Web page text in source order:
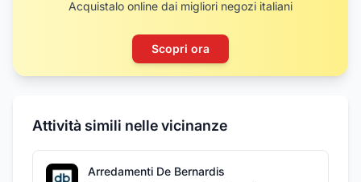
Acquistalo online dai migliori negozi italiani
Scopri ora
Attività simili nelle vicinanze
Arredamenti De Bernardis